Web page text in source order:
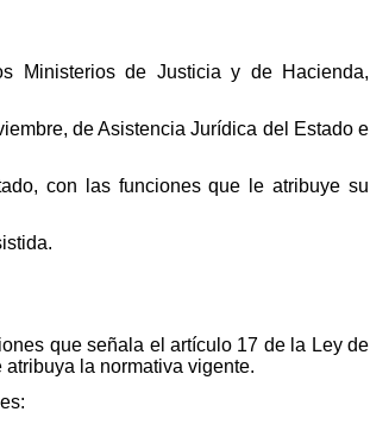
Ministerios de Justicia y de Hacienda,
de Asistencia Jurídica del Estado e
con las funciones que le atribuye su
que señala el artículo 17 de la Ley de
la normativa vigente.